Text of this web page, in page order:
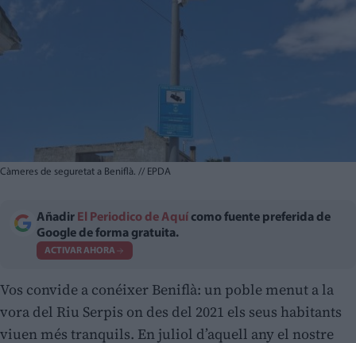
Càmeres de seguretat a Beniflà. // EPDA
Añadir El Periodico de Aquí como fuente preferida de
Google de forma gratuita.
ACTIVAR AHORA
Vos convide a conéixer Beniflà: un poble menut a la
vora del Riu Serpis on des del 2021 els seus habitants
viuen més tranquils. En juliol d’aquell any el nostre